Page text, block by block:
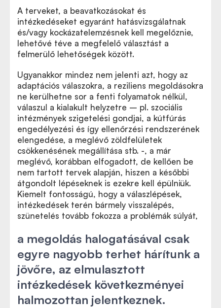
A terveket, a beavatkozásokat és
intézkedéseket egyaránt hatásvizsgálatnak
és/vagy kockázatelemzésnek kell megelőznie,
lehetővé téve a megfelelő választást a
felmerülő lehetőségek között.
Ugyanakkor mindez nem jelenti azt, hogy az
adaptációs válaszokra, a reziliens megoldásokra
ne kerülhetne sor a fenti folyamatok nélkül,
válaszul a kialakult helyzetre – pl. szociális
intézmények szigetelési gondjai, a kútfúrás
engedélyezési és így ellenőrzési rendszerének
elengedése, a meglévő zöldfelületek
csökkenésének megállítása stb. -, a már
meglévő, korábban elfogadott, de kellően be
nem tartott tervek alapján, hiszen a későbbi
átgondolt lépéseknek is ezekre kell épülniük.
Kiemelt fontosságú, hogy a válaszlépések,
intézkedések terén bármely visszalépés,
szünetelés tovább fokozza a problémák súlyát,
a megoldás halogatásával csak
egyre nagyobb terhet hárítunk a
jövőre, az elmulasztott
intézkedések következményei
halmozottan jelentkeznek.